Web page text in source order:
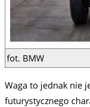
fot. BMW
Waga to jednak nie
futurystycznego